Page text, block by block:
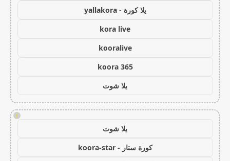
يلا كورة - yallakora
kora live
kooralive
koora 365
يلا شوت
!
يلا شوت
كورة ستار - koora-star